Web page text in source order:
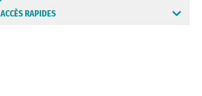
ACCÈS RAPIDES